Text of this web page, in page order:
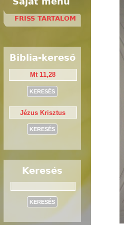
FRISS TARTALOM
Biblia-kereső
Keresés